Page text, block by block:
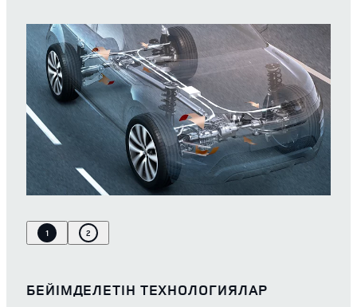
1 2
БЕЙІМДЕЛЕТІН ТЕХНОЛОГИЯЛАР